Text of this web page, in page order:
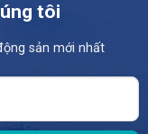
tôi
sản mới nhất